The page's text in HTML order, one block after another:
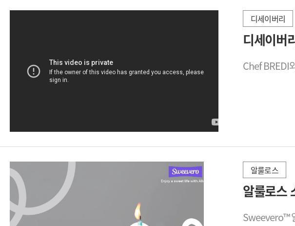
2026-02-25
디세이버리
디세이버
Chef BREDI
2026-02-24
알룰로스
알룰로스
Sweevero™